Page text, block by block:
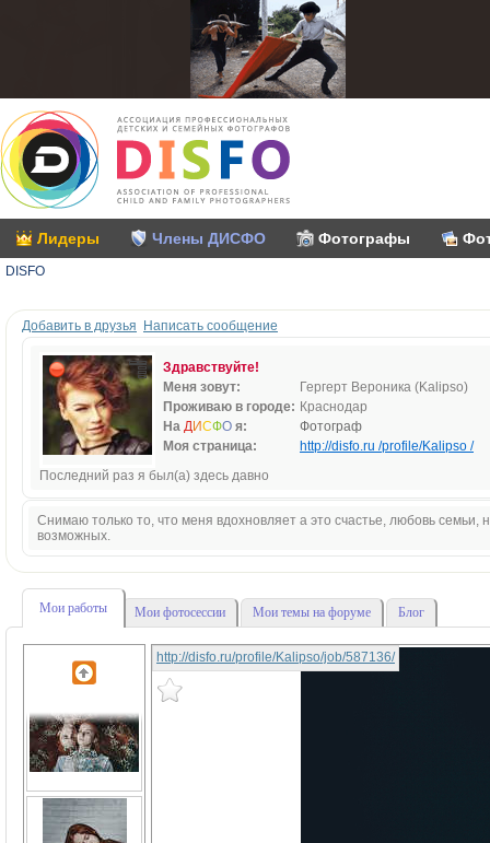
Лидеры Члены ДИСФО Фотографы
DISFO
Добавить в друзья Написать сообщение
Здравствуйте!
Меня зовут:
Гергерт Вероника (Kalipso)
Проживаю в городе: Краснодар
На ДИСФО я:
Фотограф
Моя страница:
http://disfo.ru /profile/Kalipso /
Последний раз я был(а) здесь давно
Снимаю только то, что меня вдохновляет а это счастье, любовь
возможных.
Мои работы Мои фотосессии Мои темы на форуме Блог
http://disfo.ru/profile/Kalipso/job/587136/